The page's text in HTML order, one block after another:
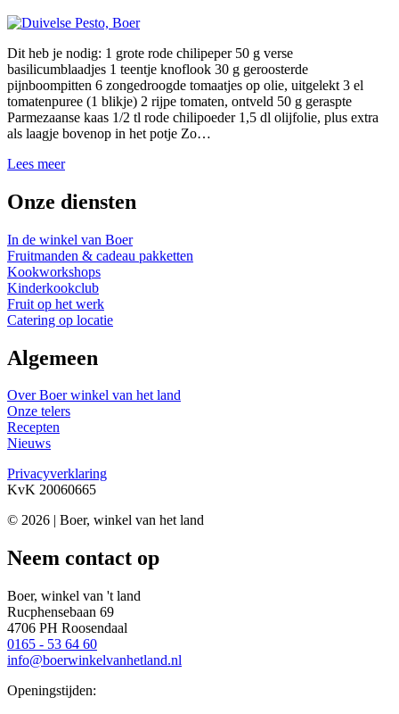
Dit heb je nodig: 1 grote rode chilipeper 50 g verse
basilicumblaadjes 1 teentje knoflook 30 g geroosterde
pijnboompitten 6 zongedroogde tomaatjes op olie, uitgelekt 3 el
tomatenpuree (1 blikje) 2 rijpe tomaten, ontveld 50 g geraspte
Parmezaanse kaas 1/2 tl rode chilipoeder 1,5 dl olijfolie, plus extra
als laagje bovenop in het potje Zo…
Lees meer
Onze diensten
In de winkel van Boer
Fruitmanden & cadeau pakketten
Kookworkshops
Kinderkookclub
Fruit op het werk
Catering op locatie
Algemeen
Over Boer winkel van het land
Onze telers
Recepten
Nieuws
Privacyverklaring
KvK 20060665
© 2026 | Boer, winkel van het land
Neem contact op
Boer, winkel van 't land
Rucphensebaan 69
4706 PH Roosendaal
0165 - 53 64 60
info@boerwinkelvanhetland.nl
Openingstijden: